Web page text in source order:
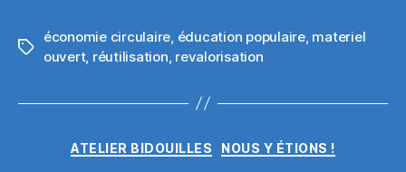
Étiquettes
économie circulaire, éducation populaire, materiel
ouvert, réutilisation, revalorisation
Catégories
ATELIER BIDOUILLES NOUS Y ÉTIONS !